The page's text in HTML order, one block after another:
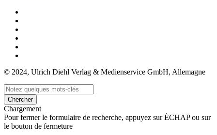
© 2024, Ulrich Diehl Verlag & Medienservice GmbH, Allemagne
Chercher
Chargement
Pour fermer le formulaire de recherche, appuyez sur ÉCHAP ou sur
le bouton de fermeture